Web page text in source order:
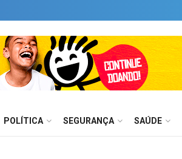
POLÍTICA SEGURANÇA SAÚDE